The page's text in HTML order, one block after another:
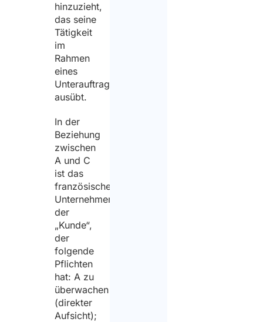
hinzuzieht,
das seine
Tätigkeit
im
Rahmen
eines
Unterauftragsvertrags
ausübt.
In der
Beziehung
zwischen
A und C
ist das
französische
Unternehmen
der
„Kunde“,
der
folgende
Pflichten
hat: A zu
überwachen
(direkter
Aufsicht);